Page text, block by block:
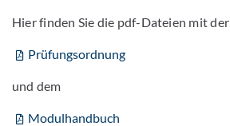
Hier finden Sie die pdf-Dateien mit der
Prüfungsordnung
und dem
Modulhandbuch